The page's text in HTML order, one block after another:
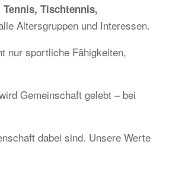
Tischtennis,
Altersgruppen und Interessen.
nur sportliche Fähigkeiten,
Gemeinschaft gelebt – bei
dabei sind. Unsere Werte